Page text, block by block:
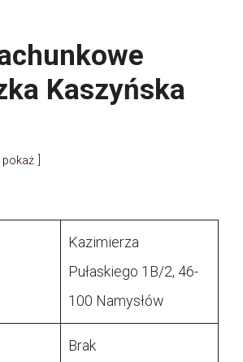
Kaszyńska
pokaż
Kazimierza
Pułaskiego 1B/2, 46-
100 Namysłów
Brak